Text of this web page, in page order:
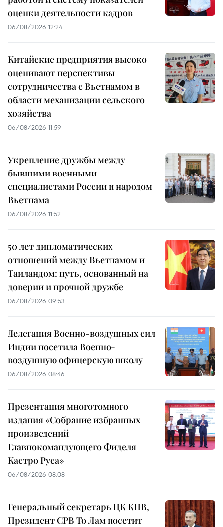
оценки деятельности кадров
06/08/2026 12:24
Китайские предприятия высоко
оценивают перспективы
сотрудничества с Вьетнамом в
области механизации сельского
хозяйства
06/08/2026 11:59
Укрепление дружбы между
бывшими военными
специалистами России и народом
Вьетнама
06/08/2026 11:52
50 лет дипломатических
отношений между Вьетнамом и
Таиландом: путь, основанный на
доверии и прочной дружбе
06/08/2026 09:53
Делегация Военно-воздушных сил
Индии посетила Военно-
воздушную офицерскую школу
06/08/2026 08:46
Презентация многотомного
издания «Собрание избранных
произведений
Главнокомандующего Фиделя
Кастро Руса»
06/08/2026 08:08
Генеральный секретарь ЦК КПВ,
Президент СРВ То Лам посетит